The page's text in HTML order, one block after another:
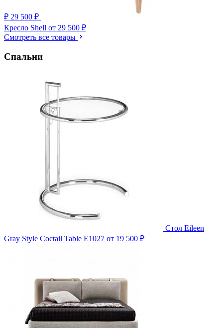
₽ 29 500 ₽
Кресло Shell от 29 500 ₽
Смотреть все товары
Спальни
Стол Eileen
Gray Style Coctail Table E1027 от 19 500 ₽